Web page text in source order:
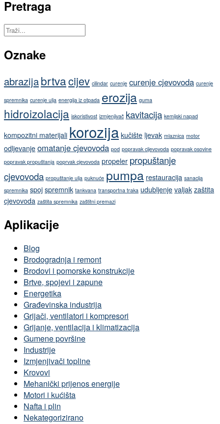
Pretraga
Oznake
abrazijabrtvacijev cilindar curenje curenje cjevovoda curenje
spremnika curenje ulja energija iz otpada erozija guma
hidroizolacija iskoristivost izmjenjivač kavitacija kemijski napad
kompozitni materijali korozija kučište ljevak mlaznica motor
odljevanje omatanje cjevovoda pod popravak cijevovoda popravak osovine
popravak propuštanja poprvak cjevovoda propeler propuštanje
cjevovoda propuštanje ulja puknuće pumpa restauracija sanacija
spremnika spoj spremnik tankvana transportna traka udubljenje valjak zaštita
cjevovoda zaštita spremnika zaštitni premazi
Aplikacije
Blog
Brodogradnja i remont
Brodovi i pomorske konstrukcije
Brtve, spojevi i zapune
Energetika
Građevinska industrija
Grijači, ventilatori i kompresori
Grijanje, ventilacija i klimatizacija
Gumene površine
Industrije
Izmjenjivači topline
Krovovi
Mehanički prijenos energije
Motori i kućišta
Nafta i plin
Nekategorizirano